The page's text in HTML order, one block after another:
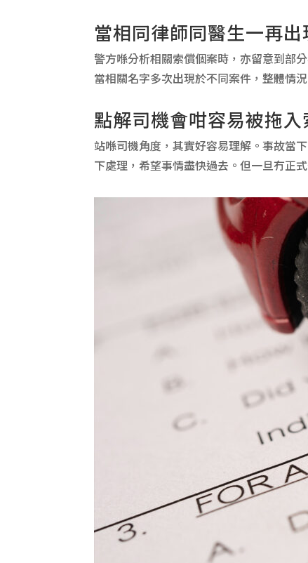
當相同律師同醫生一再
警方喺分析相關索償個案時，亦留意到部
當相關名字多次出現於不同案件，整體情
點解司機會咁容易被拖入
站喺司機角度，其實好容易理解。事故當
下處理，希望事情盡快過去。但一旦冇正